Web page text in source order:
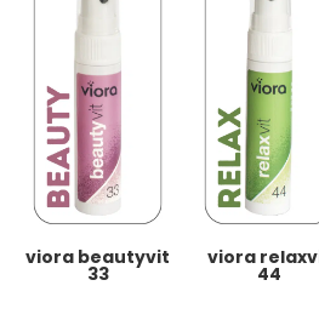
viora beautyvit
33
viora
44